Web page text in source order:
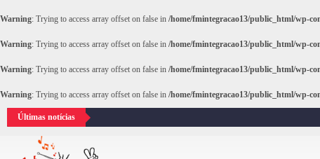
Warning: Trying to access array offset on false in /home/fmintegracao13/public_html/wp-
Warning: Trying to access array offset on false in /home/fmintegracao13/public_html/wp-
Warning: Trying to access array offset on false in /home/fmintegracao13/public_html/wp-
Warning: Trying to access array offset on false in /home/fmintegracao13/public_html/wp-
Últimas notícias